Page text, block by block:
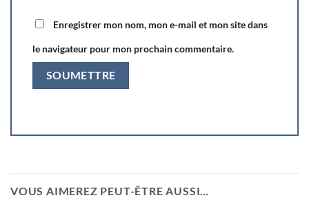
Enregistrer mon nom, mon e-mail et mon site dans
le navigateur pour mon prochain commentaire.
VOUS AIMEREZ PEUT-ÊTRE AUSSI…